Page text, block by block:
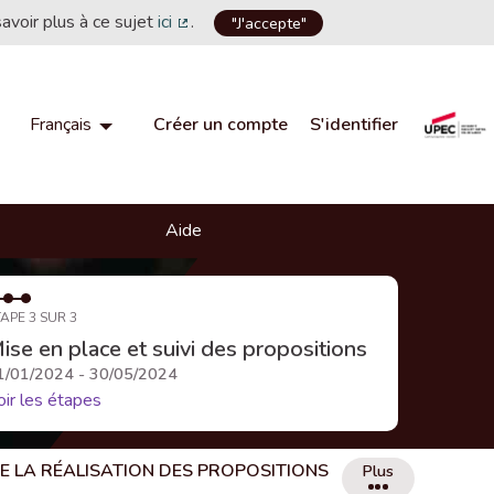
plus à ce sujetici
(Lien externe)
. "J'accepte"
Français Choisir la langueChoose language
Créer un compte S'identifier
Aide
3 SUR 3
en place et suivi des propositions
01/2024 - 30/05/2024
les étapes
LA RÉALISATION DES PROPOSITIONS